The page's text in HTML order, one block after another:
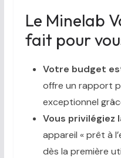
Le Minelab
fait pour
Votre budget
offre un rapport
exceptionnel
Vous privilégiez
appareil « prêt à
dès la première